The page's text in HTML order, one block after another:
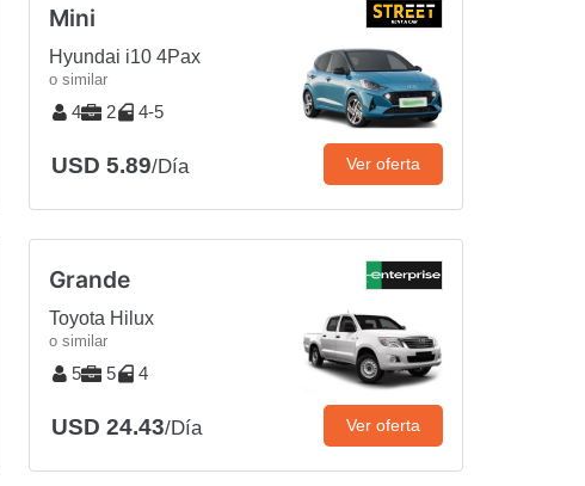
Mini
Hyundai i10 4Pax
o similar
4 2 4-5
USD 5.89/Día Ver oferta
Grande
Toyota Hilux
o similar
5 5 4
USD 24.43/Día Ver oferta